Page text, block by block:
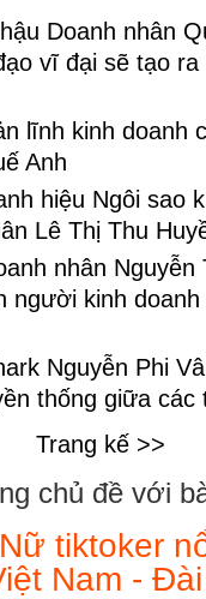
Doanh nhân
vĩ đại sẽ tạo
lĩnh kinh doanh
Anh
hiệu Ngôi sao
Lê Thị Thu
nhân
người kinh
Nguyễn Phi
thống giữa các
Trang kế >>
chủ đề với
tiktoker
Nam -